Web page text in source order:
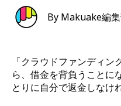
By Makuake編
「クラウドファンディ
ら、借金を背負うことに
とりに自分で返金しなけ